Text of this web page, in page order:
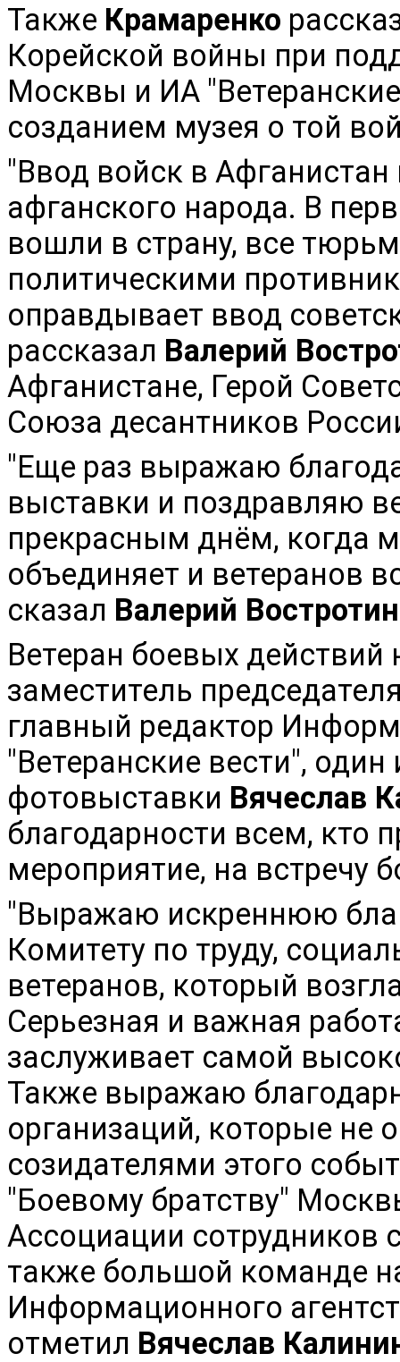
Также Крамаренко
Корейской войны при
Москвы и ИА
созданием музея о той
"Ввод войск в
афганского народа. В
вошли в страну, все
политическими
оправдывает ввод
рассказал Валерий
Афганистане, Герой
Союза десантников
"Еще раз выражаю
выставки и поздравляю
прекрасным днём, когда
объединяет и ветеранов
сказал Валерий Востротин
Ветеран боевых
заместитель
главный редактор
"Ветеранские вести", один
фотовыставки Вячеслав
благодарности всем, кто
мероприятие, на встречу
"Выражаю искреннюю
Комитету по труду,
ветеранов, который
Серьезная и важная
заслуживает самой
Также выражаю
организаций, которые не
созидателями этого
"Боевому братству"
Ассоциации сотрудников
также большой команде
Информационного
отметил Вячеслав